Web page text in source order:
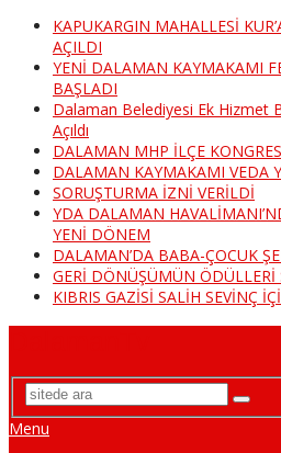
KAPUKARGIN MAHALLESİ
AÇILDI
YENİ DALAMAN KAYMAKAMI
BAŞLADI
Dalaman Belediyesi Ek Hizmet
Açıldı
DALAMAN MHP İLÇE
DALAMAN KAYMAKAMI VEDA
SORUŞTURMA İZNİ VERİLDİ
YDA DALAMAN
YENİ DÖNEM
DALAMAN’DA BABA-ÇOCUK
GERİ DÖNÜŞÜMÜN
KIBRIS GAZİSİ SALİH SEVİNÇ
Menu